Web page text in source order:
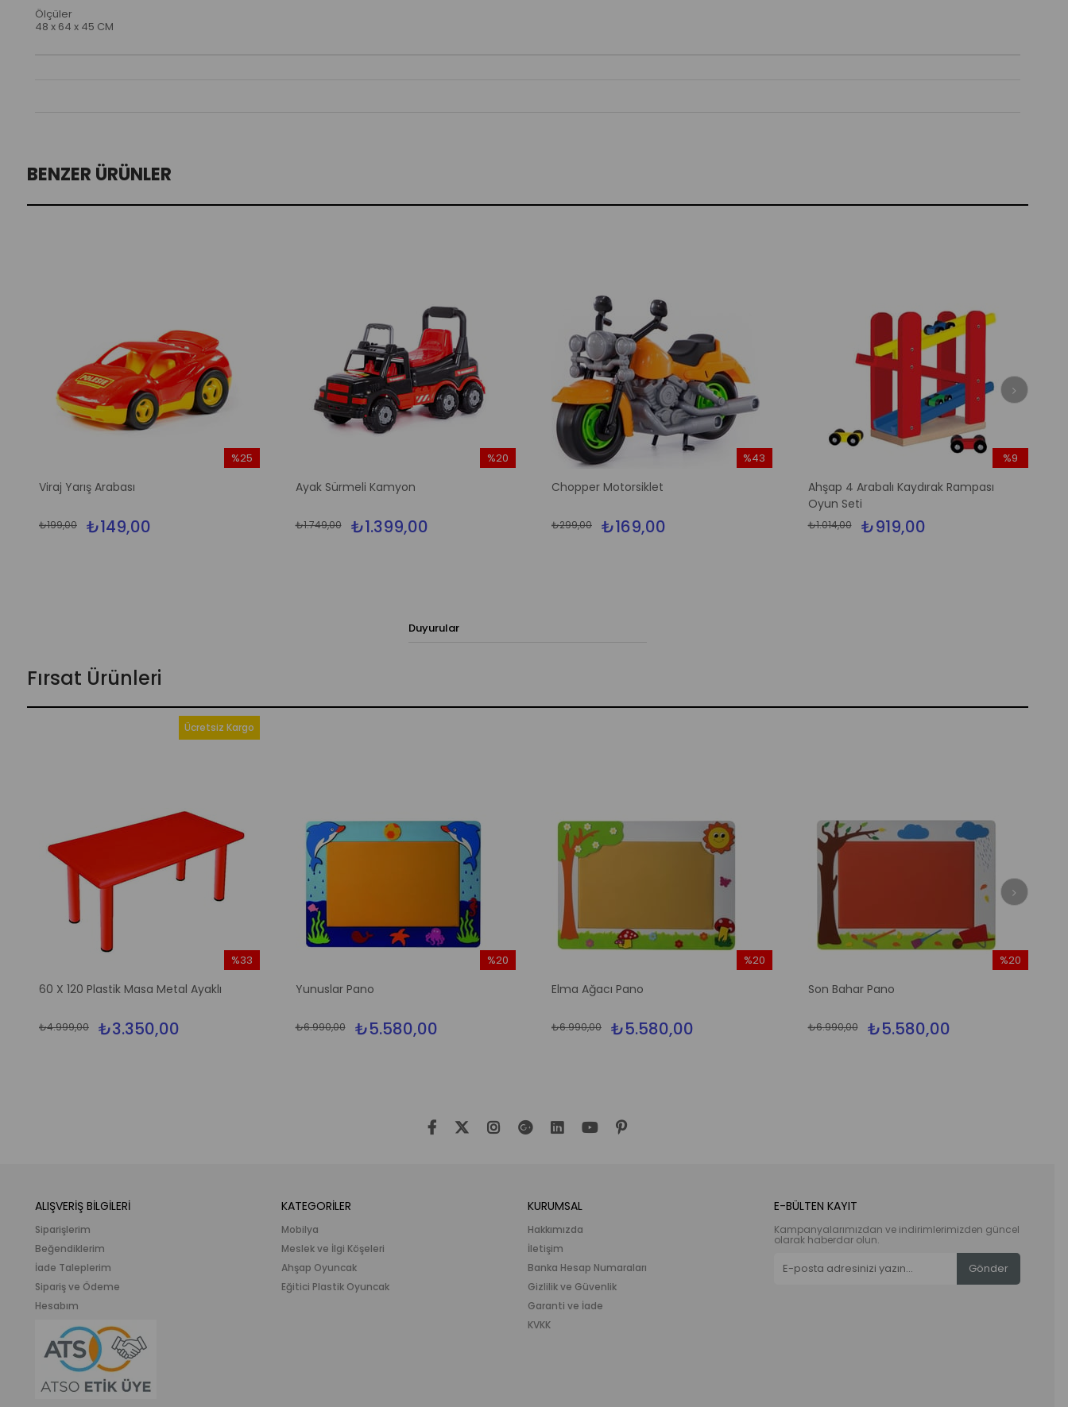
Ölçüler
48 x 64 x 45 CM
BENZER ÜRÜNLER
Viraj Yarış Arabası
₺149,00
₺199,00
%25
Ayak Sürmeli Kamyon
₺1.399,00
₺1.749,00
%20
Chopper Motorsiklet
₺169,00
₺299,00
%43
Ahşap 4 Arabalı Kaydırak Rampası
Oyun Seti
₺919,00
₺1.014,00
%9
Duyurular
Fırsat Ürünleri
60 X 120 Plastik Masa Metal Ayaklı
₺3.350,00
₺4.999,00
%33
Ücretsiz Kargo
Yunuslar Pano
₺5.580,00
₺6.990,00
%20
Elma Ağacı Pano
₺5.580,00
₺6.990,00
%20
Son Bahar Pano
₺5.580,00
₺6.990,00
%20
ALIŞVERİŞ BİLGİLERİ
Siparişlerim
Beğendiklerim
İade Taleplerim
Sipariş ve Ödeme
Hesabım
KATEGORİLER
Mobilya
Meslek ve İlgi Köşeleri
Ahşap Oyuncak
Eğitici Plastik Oyuncak
KURUMSAL
Hakkımızda
İletişim
Banka Hesap Numaraları
Gizlilik ve Güvenlik
Garanti ve İade
KVKK
E-BÜLTEN KAYIT
Kampanyalarımızdan ve indirimlerimizden güncel
olarak haberdar olun.
Gönder